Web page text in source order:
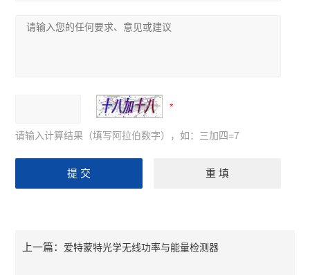
请输入计算结果（填写阿拉伯数字），如：三加四=7
上一篇： 爱特蒙特光学无线功率与能量检测器